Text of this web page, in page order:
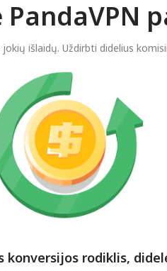
išlaidų. Uždirbti didelius
konversijos rodiklis,